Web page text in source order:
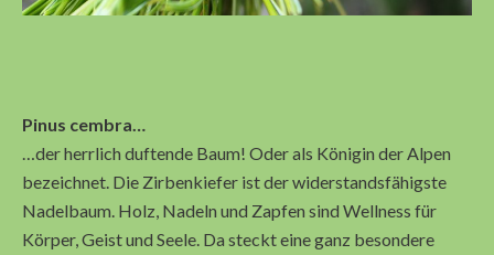
Pinus cembra…
…der herrlich duftende Baum! Oder als Königin der Alpen
bezeichnet. Die Zirbenkiefer ist der widerstandsfähigste
Nadelbaum. Holz, Nadeln und Zapfen sind Wellness für
Körper, Geist und Seele. Da steckt eine ganz besondere